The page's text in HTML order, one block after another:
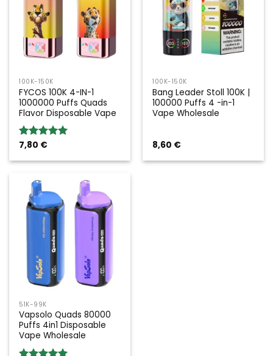
100K-150K
FYCOS 100K 4-IN-1
1000000 Puffs Quads
Flavor Disposable Vape
Rated5.00
7,80 €
100K-150K
Bang Leader Stoll 100K |
100000 Puffs 4 -in-1
Vape Wholesale
8,60 €
51K-99K
Vapsolo Quads 80000
Puffs 4in1 Disposable
Vape Wholesale